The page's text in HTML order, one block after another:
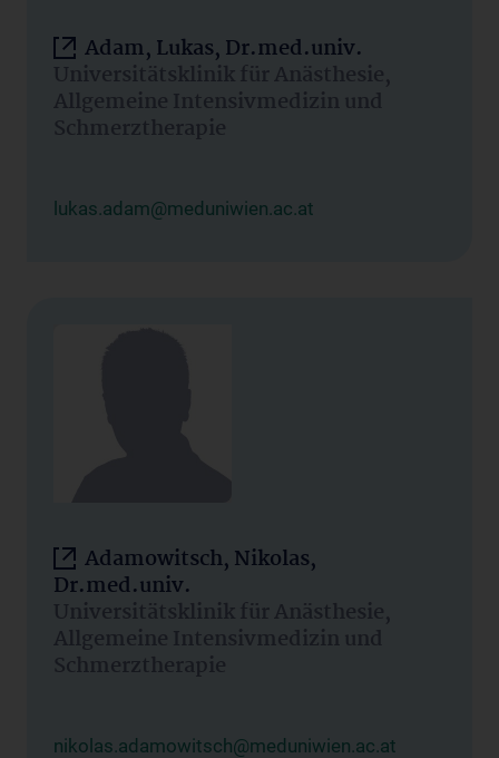
Adam, Lukas, Dr.med.univ.
Universitätsklinik für Anästhesie,
Allgemeine Intensivmedizin und
Schmerztherapie
lukas.adam@meduniwien.ac.at
Adamowitsch, Nikolas,
Dr.med.univ.
Universitätsklinik für Anästhesie,
Allgemeine Intensivmedizin und
Schmerztherapie
nikolas.adamowitsch@meduniwien.ac.at